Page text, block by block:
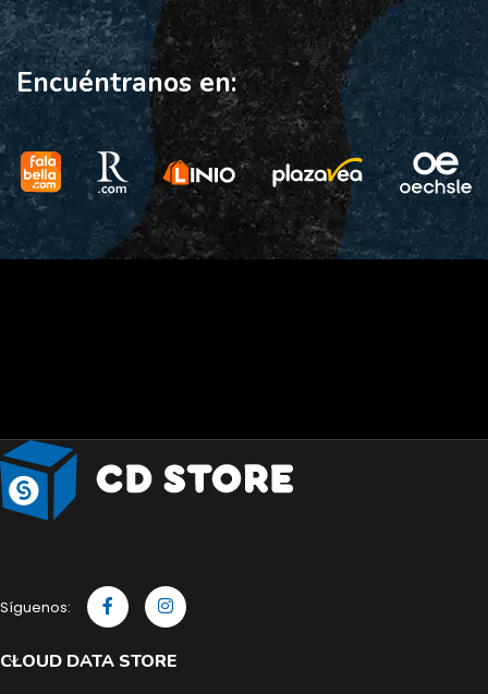
Encuéntranos en:
Síguenos:
CLOUD DATA STORE